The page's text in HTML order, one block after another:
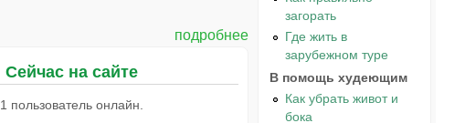
подробнее
Сейчас на сайте
1 пользователь онлайн.
загорать
Где жить в
зарубежном туре
В помощь худеющим
Как убрать живот и
бока